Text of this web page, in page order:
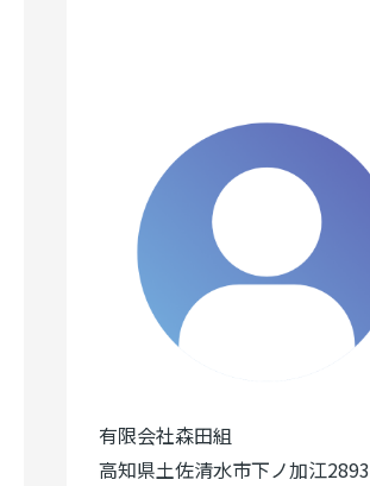
有限会社森田組
高知県土佐清水市下ノ加江2893